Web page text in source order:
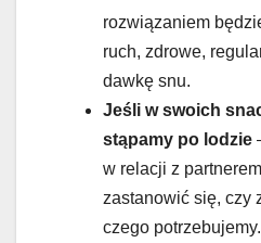
rozwiązaniem
ruch, zdrowe,
dawkę snu.
Jeśli w swoich
stąpamy po lodzie
w relacji z
zastanowić się, czy
czego